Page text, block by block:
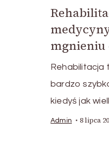
mgnieniu
Rehabilitacja
bardzo
kiedyś jak
Admin 8 lipca